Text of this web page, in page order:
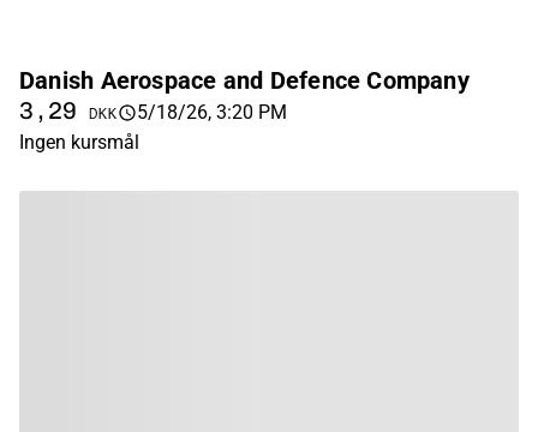
Danish Aerospace and Defence Company
3,29 DKK
5/18/26, 3:20 PM
Ingen kursmål